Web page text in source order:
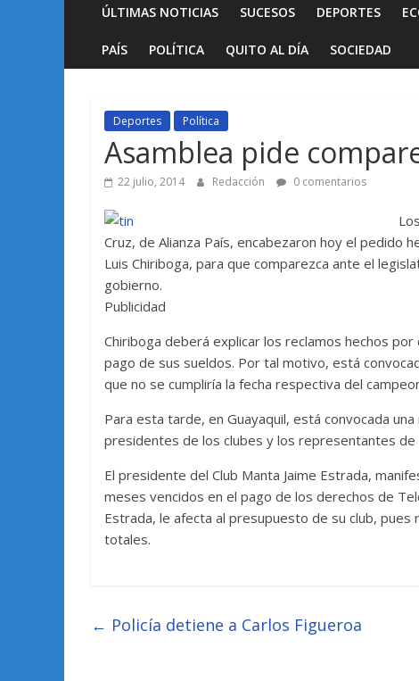
ÚLTIMAS NOTICIAS SUCESOS DEPORTES
PAÍS POLÍTICA QUITO AL DÍA SOCIEDAD
Deportes Política
Asamblea pide
22 julio, 2014 Redacción 0 comentarios
Cruz, de Alianza País, encabezaron hoy el pedido
Luis Chiriboga, para que comparezca ante el
gobierno.
Publicidad
Chiriboga deberá explicar los reclamos hechos
pago de sus sueldos. Por tal motivo, está
que no se cumpliría la fecha respectiva del
Para esta tarde, en Guayaquil, está convocada
presidentes de los clubes y los representantes
El presidente del Club Manta Jaime Estrada,
meses vencidos en el pago de los derechos de
Estrada, le afecta al presupuesto de su club,
totales.
← Policía detiene a Carlos Figueroa